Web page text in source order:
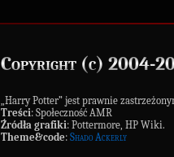
Copyright (c) 2004-
„Harry Potter” jest prawnie
Treści: Społeczność AMR
Źródła grafiki: Pottermore, HP Wiki.
Theme&code: Shado Ackerly